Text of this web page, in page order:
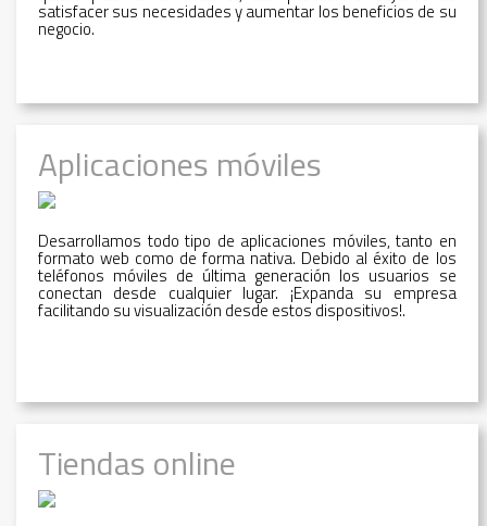
satisfacer sus necesidades y aumentar los beneficios de su
negocio.
Aplicaciones móviles
Desarrollamos todo tipo de aplicaciones móviles, tanto en
formato web como de forma nativa. Debido al éxito de los
teléfonos móviles de última generación los usuarios se
conectan desde cualquier lugar. ¡Expanda su empresa
facilitando su visualización desde estos dispositivos!.
Tiendas online